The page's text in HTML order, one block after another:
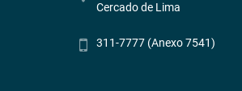
Cercado de Lima
311-7777 (Anexo 7541)